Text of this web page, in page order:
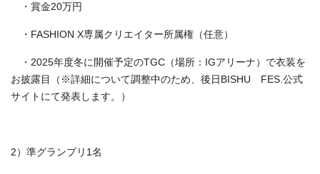
・賞金20万円
・FASHION X専属クリエイター所属権（任意）
・2025年度冬に開催予定のTGC（場所：IGアリーナ）で衣装を
お披露目（※詳細について調整中のため、後日BISHU FES.公式
サイトにて発表します。）
2）準グランプリ1名